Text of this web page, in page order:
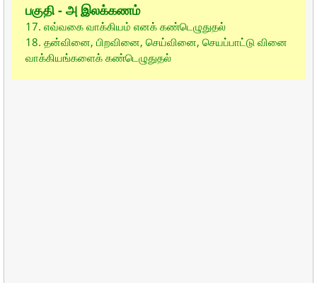
பகுதி - அ இலக்கணம்
17. எவ்வகை வாக்கியம் எனக் கண்டெழுதுதல்
18. தன்வினை, பிறவினை, செய்வினை, செயப்பாட்டு வினை
வாக்கியங்களைக் கண்டெழுதுதல்